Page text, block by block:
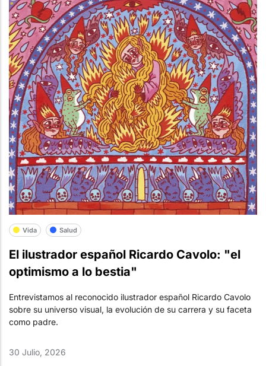
Vida Salud
El ilustrador español Ricardo Cavolo: "el
optimismo a lo bestia"
Entrevistamos al reconocido ilustrador español Ricardo Cavolo
sobre su universo visual, la evolución de su carrera y su faceta
como padre.
30 Julio, 2026